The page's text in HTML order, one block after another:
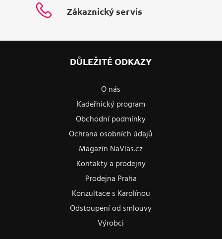
Zákaznický servis
DŮLEŽITÉ ODKAZY
O nás
Kadeřnický program
Obchodní podmínky
Ochrana osobních údajů
Magazín NaVlas.cz
Kontakty a prodejny
Prodejna Praha
Konzultace s Karolínou
Odstoupení od smlouvy
Výrobci